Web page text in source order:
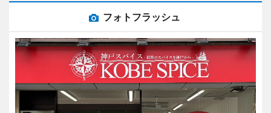
フォトフラッシュ